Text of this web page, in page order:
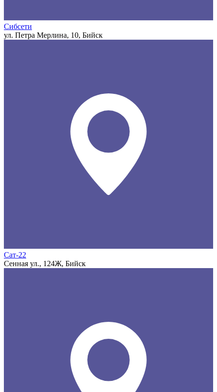
Сибсети
ул. Петра Мерлина, 10, Бийск
Сат-22
Сенная ул., 124Ж, Бийск